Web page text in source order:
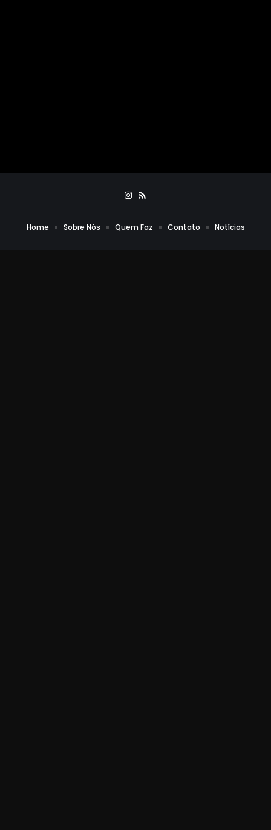
Home Sobre Nós Quem Faz Contato Notícias